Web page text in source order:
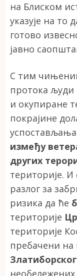
на Блиском
указује на то
готово
јавно
С тим
протока људи
и окупиране
покрајине
између
других
територије.
разлог за
ризика да ће
територије
територије
пребачени на